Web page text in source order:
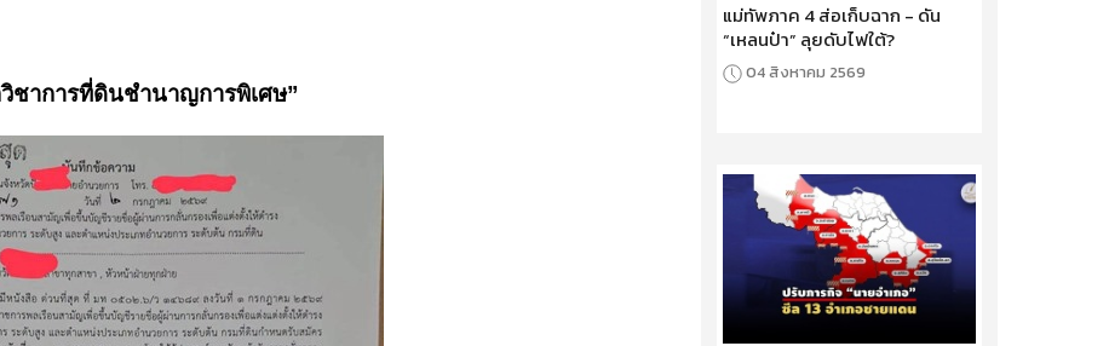
ชาการที่ดินชำนาญการพิเศษ”
แม่ทัพภาค 4 ส่อเก็บฉาก - ดัน
“เหลนป๋า” ลุยดับไฟใต้?
04 สิงหาคม 2569